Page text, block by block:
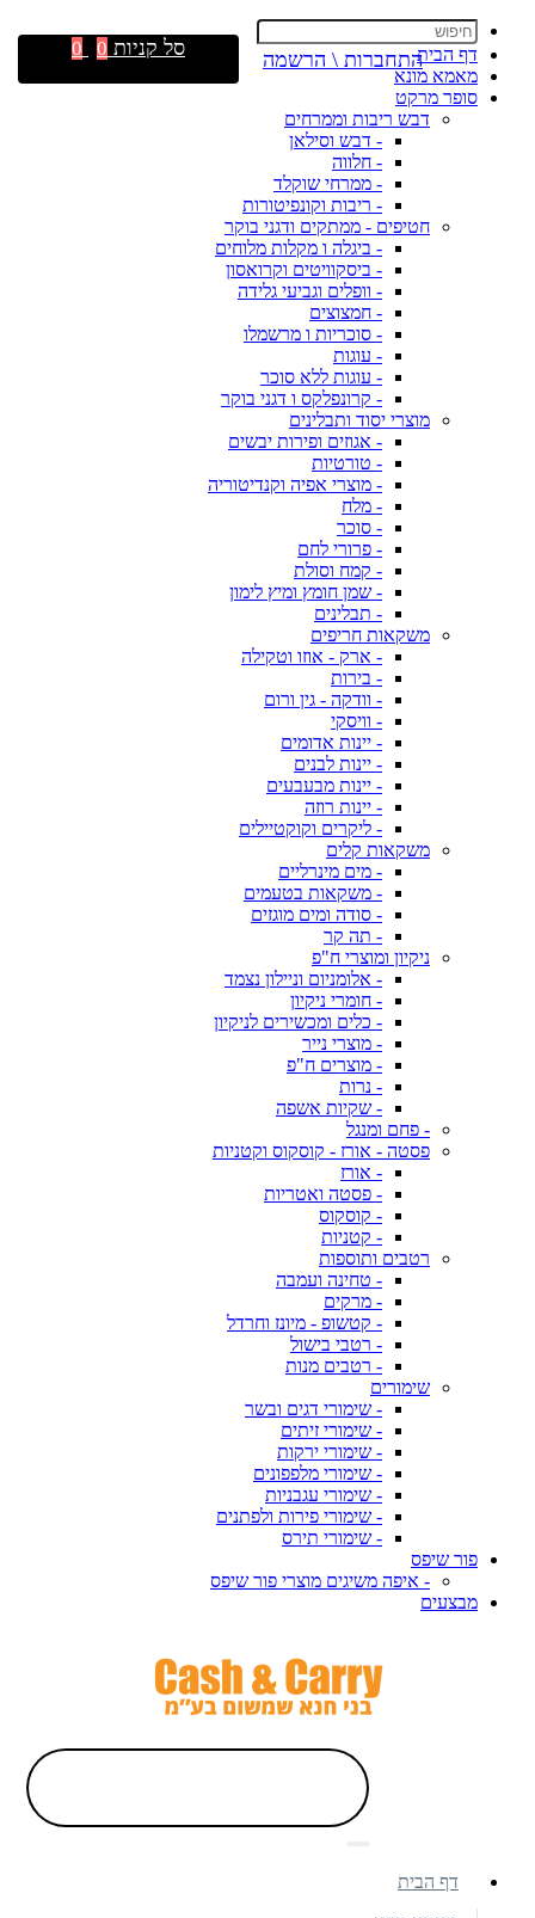
דף הבית
מאמא מונא
סופר מרקט
דבש ריבות וממרחים
- דבש וסילאן
- חלווה
- ממרחי שוקלד
- ריבות וקונפיטורות
חטיפים - ממתקים ודגני בוקר
- ביגלה ו מקלות מלוחים
- ביסקוויטים וקרואסון
- וופלים וגביעי גלידה
- חמצוצים
- סוכריות ו מרשמלו
- עוגות
- עוגות ללא סוכר
- קרונפלקס ו דגני בוקר
מוצרי יסוד ותבלינים
- אגוזים ופירות יבשים
- טורטיות
- מוצרי אפיה וקנדיטוריה
- מלח
- סוכר
- פרורי לחם
- קמח וסולת
- שמן חומץ ומיץ לימון
- תבלינים
משקאות חריפים
- ארק - אוזו וטקילה
- בירות
- וודקה - גין ורום
- וויסקי
- יינות אדומים
- יינות לבנים
- יינות מבעבעים
- יינות רוזה
- ליקרים וקוקטיילים
משקאות קלים
- מים מינרליים
- משקאות בטעמים
- סודה ומים מוגזים
- תה קר
ניקיון ומוצרי ח"פ
- אלומניום וניילון נצמד
- חומרי ניקיון
- כלים ומכשירים לניקיון
- מוצרי נייר
- מוצרים ח"פ
- נרות
- שקיות אשפה
- פחם ומנגל
פסטה - אורז - קוסקוס וקטניות
- אורז
- פסטה ואטריות
- קוסקוס
- קטניות
רטבים ותוספות
- טחינה ועמבה
- מרקים
- קטשופ - מיונז וחרדל
- רטבי בישול
- רטבים מנות
שימורים
- שימורי דגים ובשר
- שימורי זיתים
- שימורי ירקות
- שימורי מלפפונים
- שימורי עגבניות
- שימורי פירות ולפתנים
- שימורי תירס
פור שיפס
- איפה משיגים מוצרי פור שיפס
מבצעים
התחברות \ הרשמה סל קניות 0
0
דף הבית